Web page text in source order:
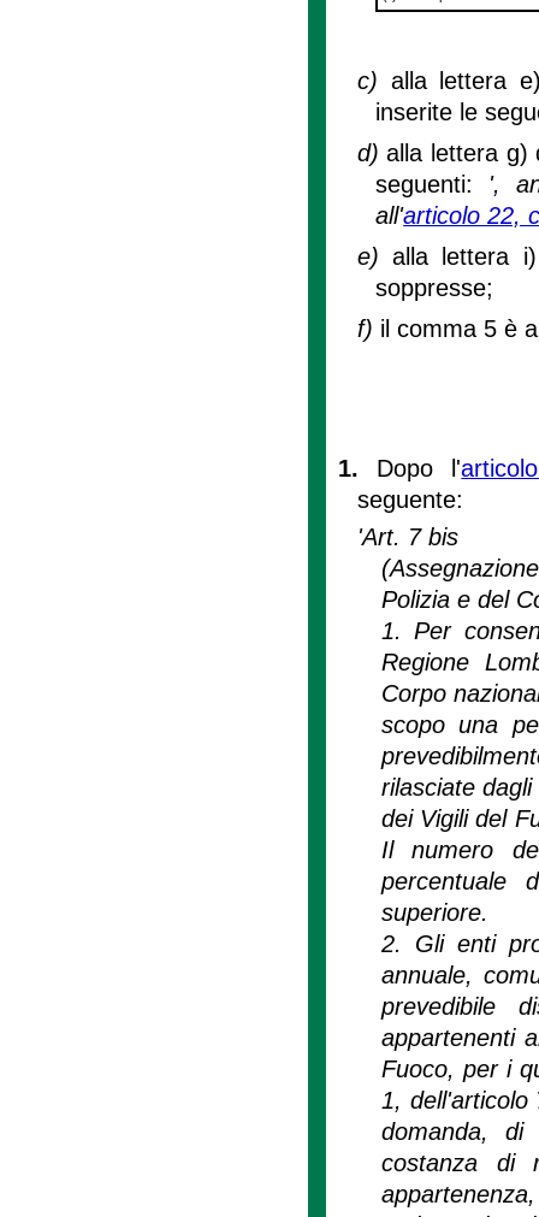
c) alla lettera
inserite le
d)alla lettera g)
seguenti: ',
all'articolo 22,
e) alla lettera
soppresse;
f) il comma 5 è
1. Dopo l'
seguente:
'Art. 7 bis
Polizia e del
1. Per
Regione
Corpo
scopo una
rilasciate
dei Vigili del
Il numero
percentuale
superiore.
2. Gli enti
annuale,
prevedibile
appartenenti
Fuoco, per i
1, dell'articolo
domanda, di
costanza di